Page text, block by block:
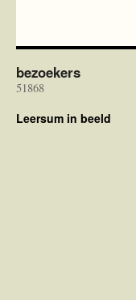
bezoekers
51868
Leersum in beeld